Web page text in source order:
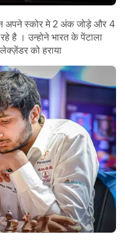
अपने स्कोर मे 2 अंक जोड़े और 4
है । उन्होने भारत के पेंटाला
को हराया